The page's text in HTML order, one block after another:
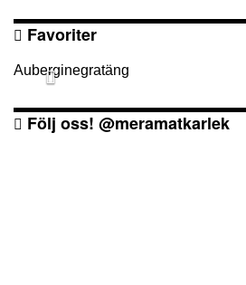
Favoriter
Följ oss! @meramatkarlek